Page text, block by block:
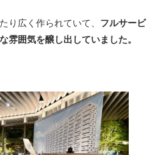
り広く作られていて、 フルサービ
雰囲気を醸し出していました。